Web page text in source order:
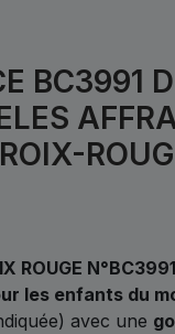
BC3991
ROUGE
les enfants du
avec une